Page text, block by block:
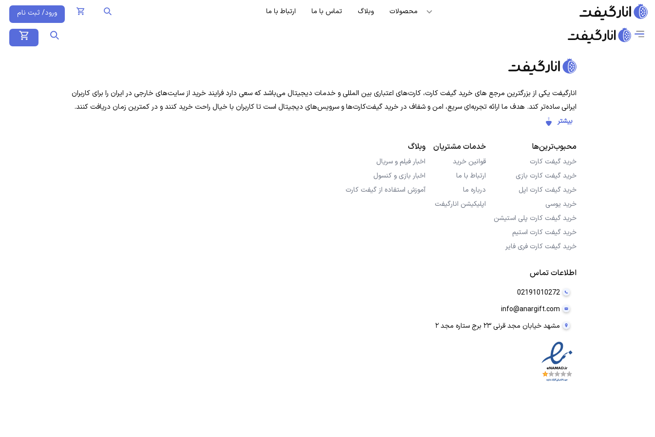
محصولات وبلاگ تماس با ما ارتباط با ما ورود/ ثبت نام
انارگیفت یکی از بزرگترین مرجع های خرید گیفت کارت، کارت‌های اعتباری بین المللی و خدمات دیجیتال می‌باشد که سعی دارد فرایند خرید از سایت‌های خارجی در ایران را برای کاربران
ایرانی ساده‌تر کند. هدف ما ارائه تجربه‌ای سریع، امن و شفاف در خرید گیفت‌کارت‌ها و سرویس‌های دیجیتال است تا کاربران با خیال راحت خرید کنند و در کمترین زمان دریافت کنند.
بیشتر
محبوب‌ترین‌ها
خرید گیفت کارت
خرید گیفت کارت بازی
خرید گیفت کارت اپل
خرید یوسی
خرید گیفت کارت پلی استیشن
خرید گیفت کارت استیم
خرید گیفت کارت فری فایر
خدمات مشتریان
قوانین خرید
ارتباط با ما
درباره ما
اپلیکیشن انارگیفت
وبلاگ
اخبار فیلم و سریال
اخبار بازی و کنسول
آموزش استفاده از گیفت کارت
اطلاعات تماس
02191010272
info@anargift.com
مشهد خیابان مجد قرنی ۲۳ برج ستاره مجد ۲